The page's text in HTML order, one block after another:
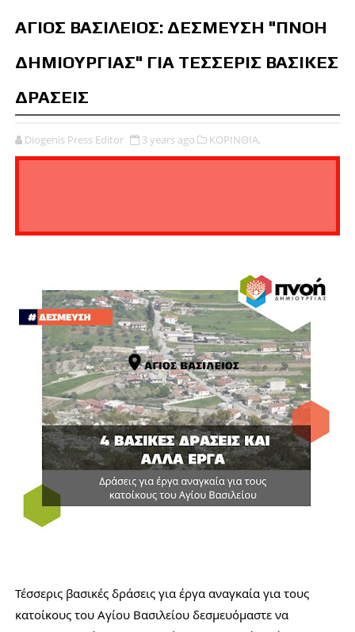
ΑΓΙΟΣ ΒΑΣΙΛΕΙΟΣ: ΔΕΣΜΕΥΣΗ "ΠΝΟΗ
ΔΗΜΙΟΥΡΓΙΑΣ" ΓΙΑ ΤΕΣΣΕΡΙΣ ΒΑΣΙΚΕΣ
ΔΡΑΣΕΙΣ
Diogenis Press Editor 3 years ago ΚΟΡΙΝΘΙΑ,
Τέσσερις βασικές δράσεις για έργα αναγκαία για τους
κατοίκους του Αγίου Βασιλείου δεσμευόμαστε να